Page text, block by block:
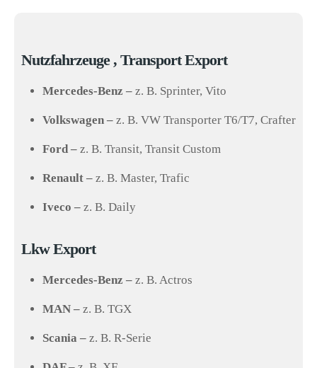
Nutzfahrzeuge , Transport Export
Mercedes-Benz – z. B. Sprinter, Vito
Volkswagen – z. B. VW Transporter T6/T7, Crafter
Ford – z. B. Transit, Transit Custom
Renault – z. B. Master, Trafic
Iveco – z. B. Daily
Lkw Export
Mercedes-Benz – z. B. Actros
MAN – z. B. TGX
Scania – z. B. R-Serie